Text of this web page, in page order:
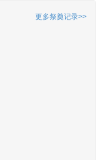
更多祭奠记录>>